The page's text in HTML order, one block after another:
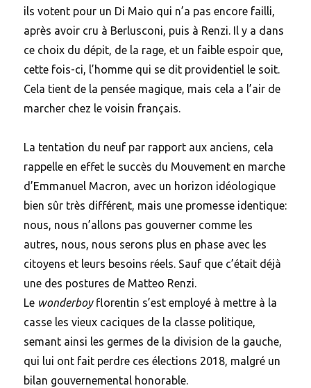
ils votent pour un Di Maio qui n’a pas encore failli,
après avoir cru à Berlusconi, puis à Renzi. Il y a dans
ce choix du dépit, de la rage, et un faible espoir que,
cette fois-ci, l’homme qui se dit providentiel le soit.
Cela tient de la pensée magique, mais cela a l’air de
marcher chez le voisin français.
La tentation du neuf par rapport aux anciens, cela
rappelle en effet le succès du Mouvement en marche
d’Emmanuel Macron, avec un horizon idéologique
bien sûr très différent, mais une promesse identique:
nous, nous n’allons pas gouverner comme les
autres, nous, nous serons plus en phase avec les
citoyens et leurs besoins réels. Sauf que c’était déjà
une des postures de Matteo Renzi.
Le wonderboyflorentin s’est employé à mettre à la
casse les vieux caciques de la classe politique,
semant ainsi les germes de la division de la gauche,
qui lui ont fait perdre ces élections 2018, malgré un
bilan gouvernemental honorable.